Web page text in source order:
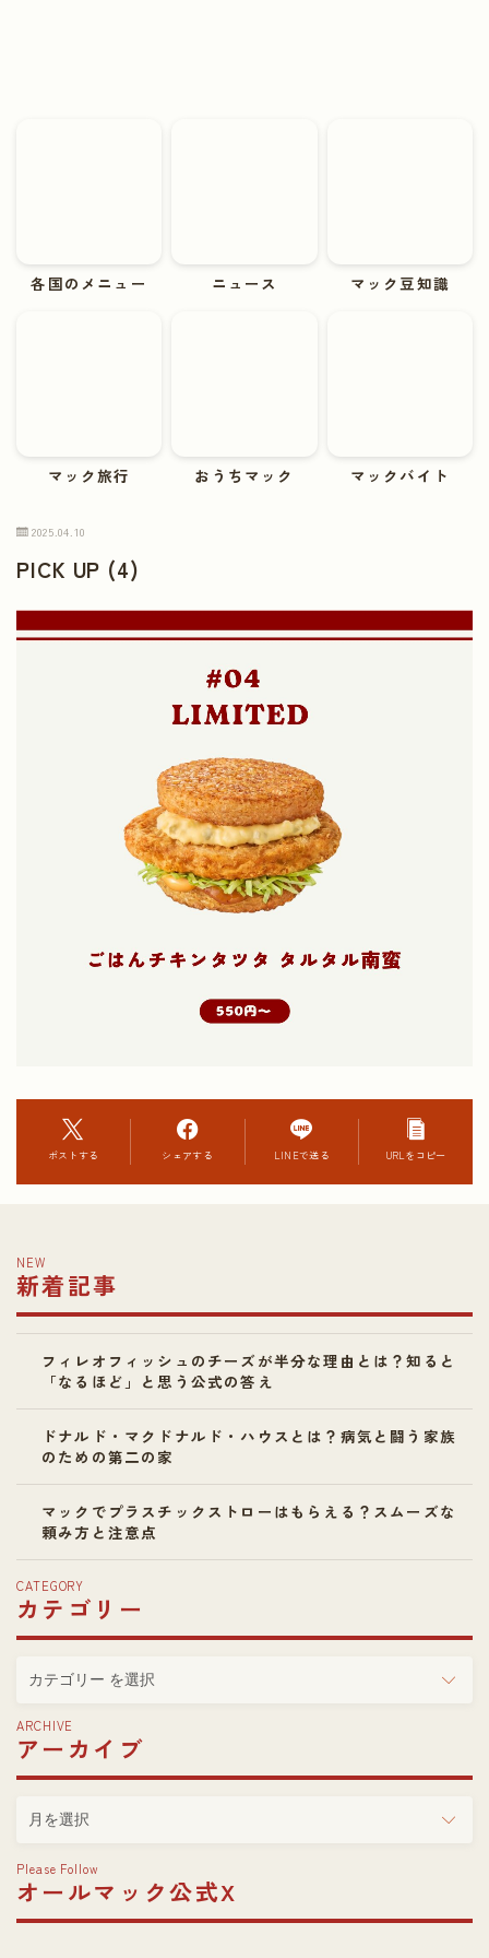
各国のメニュー ニュース マック豆知識
マック旅行 おうちマック マックバイト
2025.04.10
PICK UP (4)
ポストする シェアする LINEで送る URLをコピー
NEW
新着記事
フィレオフィッシュのチーズが半分な理由とは？知ると
「なるほど」と思う公式の答え
ドナルド・マクドナルド・ハウスとは？病気と闘う家族
のための第二の家
マックでプラスチックストローはもらえる？スムーズな
頼み方と注意点
CATEGORY
カテゴリー
テ
ゴ
リ
ー
ARCHIVE
アーカイブ
ア
ー
カ
イ
ブ
Please Follow
オールマック公式X